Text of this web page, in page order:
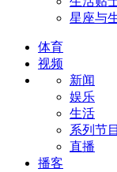
星座与
体育
视频
新闻
娱乐
生活
系列节目
直播
播客